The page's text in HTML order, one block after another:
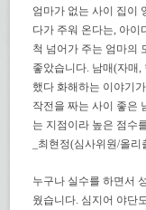
엄마가 없는 사이 집이
다가 주워 온다는, 아이
척 넘어가 주는 엄마의
좋았습니다. 남매(자매
했다 화해하는 이야기
작전을 짜는 사이 좋은
는 지점이라 높은 점수
_최현정(심사위원/올
누구나 실수를 하면서
웠습니다. 심지어 야단